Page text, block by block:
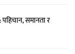
समानता र